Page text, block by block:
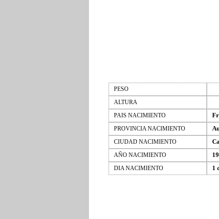
PESO
ALTURA
PAIS NACIMIENTO
PROVINCIA NACIMIENTO
CIUDAD NACIMIENTO
AÑO NACIMIENTO
DIA NACIMIENTO 1